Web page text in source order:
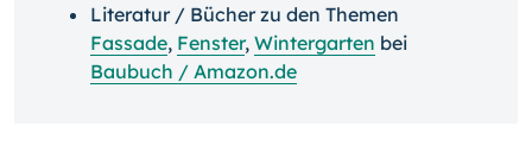
Literatur / Bücher zu den Themen
Fassade, Fenster, Wintergarten bei
Baubuch / Amazon.de